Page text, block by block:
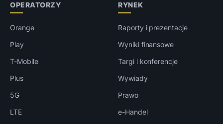
OPERATORZY
Orange
Play
T-Mobile
Plus
5G
LTE
RYNEK
Raporty i prezentacje
Wyniki finansowe
Targi i konferencje
Wywiady
Prawo
e-Handel